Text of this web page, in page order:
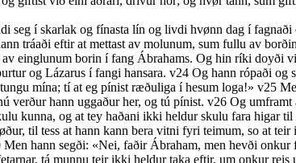
seg í skarlak og fínasta lín og livdi hvønn dag í
tráaði eftir at mettast av molunum, sum fullu av
einglunum borin í fang Ábrahams. Og hin ríki doyði
og Lázarus í fangi hansara. v24 Og hann rópaði og
mína; tí at eg pínist ræðuliga í hesum loga!» v25
verður hann uggaður her, og tú pínist. v26 Og umframt
kunna, og at tey haðani ikki heldur skulu fara higar til
til tess at hann kann bera vitni fyri teimum, so at
Men hann segði: «Nei, faðir Ábraham, men hevði
tá munnu teir ikki heldur taka eftir, um onkur reis